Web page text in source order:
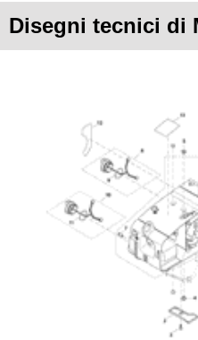
Disegni tecnici di